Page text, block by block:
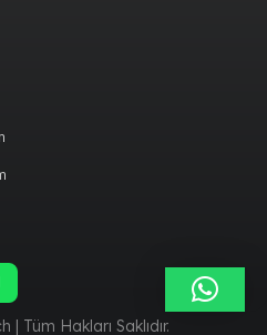
Tüm Hakları Saklıdır.